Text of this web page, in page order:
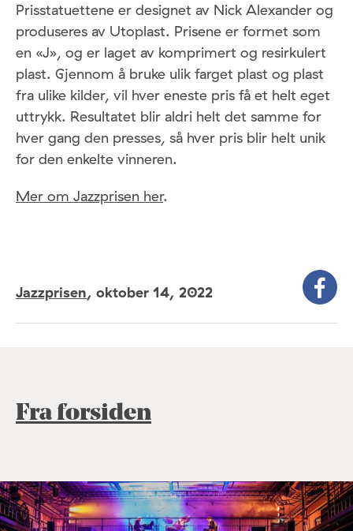
Prisstatuettene er designet av Nick Alexander og
produseres av Utoplast. Prisene er formet som
en «J», og er laget av komprimert og resirkulert
plast. Gjennom å bruke ulik farget plast og plast
fra ulike kilder, vil hver eneste pris få et helt eget
uttrykk. Resultatet blir aldri helt det samme for
hver gang den presses, så hver pris blir helt unik
for den enkelte vinneren.
Mer om Jazzprisen her.
Jazzprisen, oktober 14, 2022
Fra forsiden